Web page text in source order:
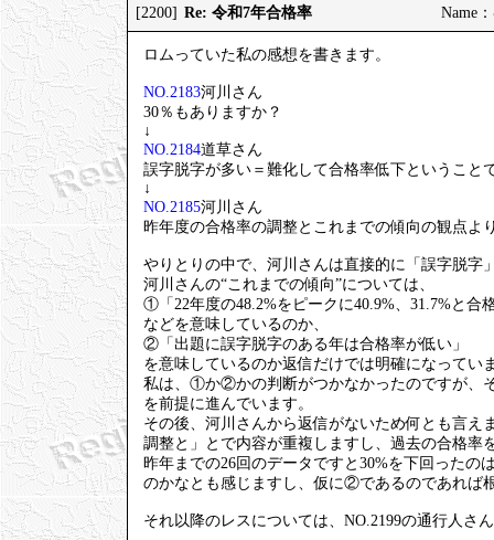
[2200] Re: 令和7年合格率 Name
ロムっていた私の感想を書きます。
NO.2183河川さん
30％もありますか？
↓
NO.2184道草さん
誤字脱字が多い＝難化して合格率低下ということ
↓
NO.2185河川さん
昨年度の合格率の調整とこれまでの傾向の観点よ
やりとりの中で、河川さんは直接的に「誤字脱字
河川さんの“これまでの傾向”については、
①「22年度の48.2%をピークに40.9%、31.7%と合
などを意味しているのか、
②「出題に誤字脱字のある年は合格率が低い」
を意味しているのか返信だけでは明確になってい
私は、①か②かの判断がつかなかったのですが、
を前提に進んでいます。
その後、河川さんから返信がないため何とも言
調整と」とで内容が重複しますし、過去の合格率
昨年までの26回のデータですと30%を下回った
のかなとも感じますし、仮に②であるのであれば
それ以降のレスについては、NO.2199の通行人さ